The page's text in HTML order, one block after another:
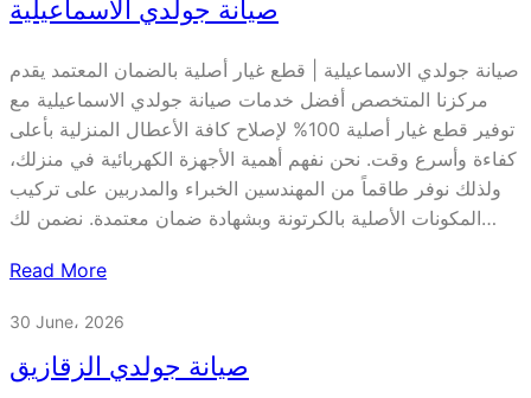
صيانة جولدي الاسماعيلية
صيانة جولدي الاسماعيلية | قطع غيار أصلية بالضمان المعتمد يقدم
مركزنا المتخصص أفضل خدمات صيانة جولدي الاسماعيلية مع
توفير قطع غيار أصلية 100% لإصلاح كافة الأعطال المنزلية بأعلى
كفاءة وأسرع وقت. نحن نفهم أهمية الأجهزة الكهربائية في منزلك،
ولذلك نوفر طاقماً من المهندسين الخبراء والمدربين على تركيب
المكونات الأصلية بالكرتونة وبشهادة ضمان معتمدة. نضمن لك…
Read More
30 June، 2026
صيانة جولدي الزقازيق